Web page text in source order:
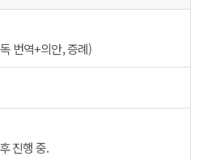
번역+의안, 증례)
진행 중.